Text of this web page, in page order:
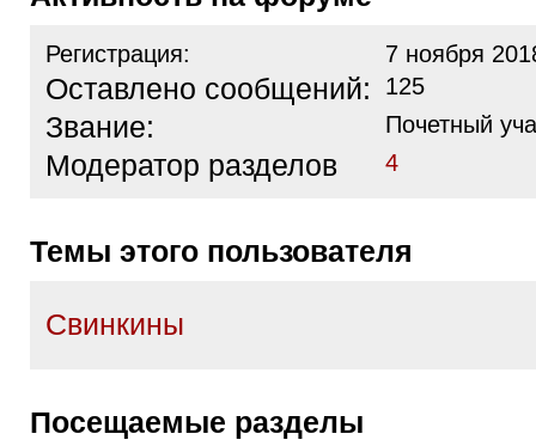
Регистрация: 7 ноября
Оставлено сообщений: 125
Звание: Почетный
Модератор разделов 4
Темы этого пользователя
Свинкины
Посещаемые разделы